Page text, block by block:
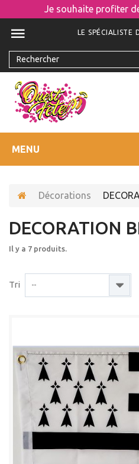
Je souhaite profiter
LE SPÉCIALISTE
MENU
Décorations
DECORATION
Il y a 7 produits.
Tri --